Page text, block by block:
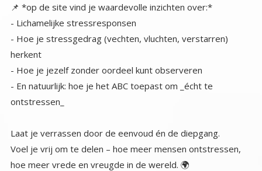
📌 *op de site vind je waardevolle inzichten over:*
- Lichamelijke stressresponsen
- Hoe je stressgedrag (vechten, vluchten, verstarren)
herkent
- Hoe je jezelf zonder oordeel kunt observeren
- En natuurlijk: hoe je het ABC toepast om _écht te
ontstressen_
Laat je verrassen door de eenvoud én de diepgang.
Voel je vrij om te delen – hoe meer mensen ontstressen,
hoe meer vrede en vreugde in de wereld. 🌍